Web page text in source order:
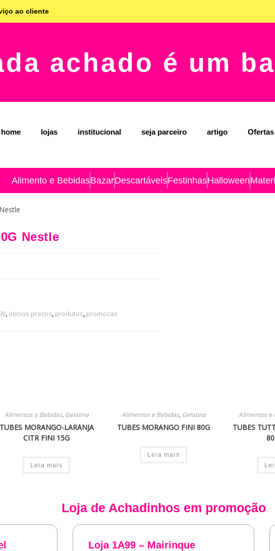
ao cliente
achado é um
home lojas institucional seja parceiro artigo Ofertas
Alimento e BebidasBazarDescartáveisFestinhasHalloween
Nestle
, otimos precos, produtos, promocao
Alimentos e Bebidas, Gelatina
TUBES MORANGO-LARANJA
CITR FINI 15G
Leia mais
Alimentos e Bebidas, Gelatina
TUBES MORANGO FINI 80G
Leia mais
Alimentos e
TUBES
Loja de Achadinhos em promoção
Loja 1A99 – Mairinque